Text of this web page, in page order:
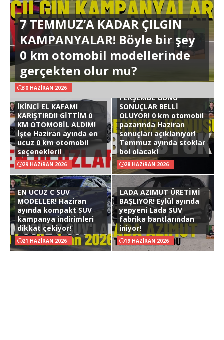
7 TEMMUZ’A KADAR ÇILGIN
KAMPANYALAR! Böyle bir şey
0 km otomobil modellerinde
gerçekten olur mu?
30 HAZIRAN 2026
İKİNCİ EL KAFAMI
KARIŞTIRDI! GİTTİM 0
KM OTOMOBİL ALDIM!
İşte Haziran ayında en
ucuz 0 km otomobil
seçenekleri!
29 HAZIRAN 2026
PERŞEMBE GÜNÜ
SONUÇLAR BELLİ
OLUYOR! 0 km otomobil
pazarında Haziran
sonuçları açıklanıyor!
Temmuz ayında stoklar
bol olacak!
28 HAZIRAN 2026
EN UCUZ C SUV
MODELLER! Haziran
ayında kompakt SUV
kampanya indirimleri
dikkat çekiyor!
21 HAZIRAN 2026
LADA AZIMUT ÜRETİMİ
BAŞLIYOR! Eylül ayında
yepyeni Lada SUV
fabrika bantlarından
iniyor!
19 HAZIRAN 2026